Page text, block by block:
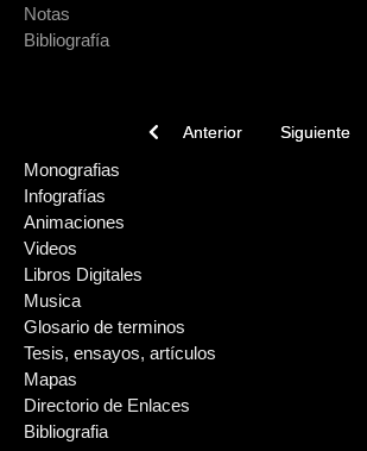
Notas
Bibliografía
Previous article: Libro:
Anterior Next
Siguiente
Monografias
Infografías
Animaciones
Videos
Libros Digitales
Musica
Glosario de terminos
Tesis, ensayos, artículos
Mapas
Directorio de Enlaces
Bibliografia